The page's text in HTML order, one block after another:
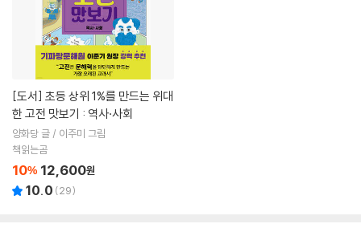
[도서]
한 고전 맛보기 : 역사·사회
양화당 글 / 이주미 그림
책읽는곰
10% 12,600원
10.0 (29)